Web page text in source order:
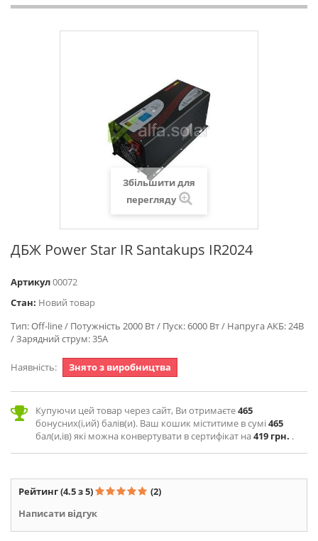
Збільшити для
перегляду
ДБЖ Power Star IR Santakups IR2024
Артикул00072
Стан: Новий товар
Тип: Off-line / Потужність 2000 Вт / Пуск: 6000 Вт / Напруга АКБ: 24В
/ Зарядний струм: 35А
Наявність: Знято з виробництва
Купуючи цей товар через сайт, Ви отримаєте465
бонусних(і,ий) балів(и). Ваш кошик міститиме в сумі465
бал(и,ів) які можна конвертувати в сертифікат на419 грн. .
Рейтинг(4.5 з 5)
(2)
Написати відгук